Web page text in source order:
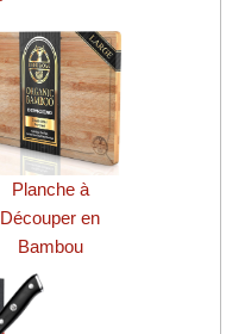
Planche à
Découper en
Bambou